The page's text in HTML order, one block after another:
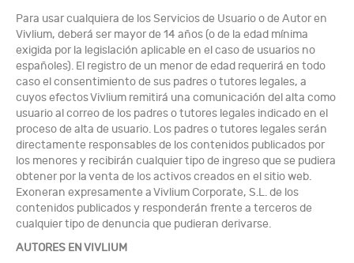
Para usar cualquiera de los Servicios de Usuario o de Autor en
Vivlium, deberá ser mayor de 14 años (o de la edad mínima
exigida por la legislación aplicable en el caso de usuarios no
españoles). El registro de un menor de edad requerirá en todo
caso el consentimiento de sus padres o tutores legales, a
cuyos efectos Vivlium remitirá una comunicación del alta como
usuario al correo de los padres o tutores legales indicado en el
proceso de alta de usuario. Los padres o tutores legales serán
directamente responsables de los contenidos publicados por
los menores y recibirán cualquier tipo de ingreso que se pudiera
obtener por la venta de los activos creados en el sitio web.
Exoneran expresamente a Vivlium Corporate, S.L. de los
contenidos publicados y responderán frente a terceros de
cualquier tipo de denuncia que pudieran derivarse.
AUTORES EN VIVLIUM